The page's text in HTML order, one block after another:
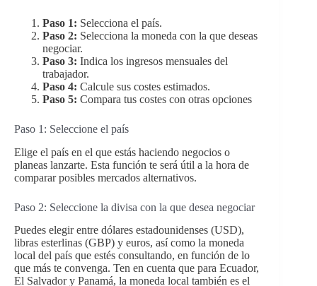
Paso 1: Selecciona el país.
Paso 2: Selecciona la moneda con la que deseas
negociar.
Paso 3: Indica los ingresos mensuales del
trabajador.
Paso 4: Calcule sus costes estimados.
Paso 5: Compara tus costes con otras opciones
Paso 1: Seleccione el país
Elige el país en el que estás haciendo negocios o
planeas lanzarte. Esta función te será útil a la hora de
comparar posibles mercados alternativos.
Paso 2: Seleccione la divisa con la que desea negociar
Puedes elegir entre dólares estadounidenses (USD),
libras esterlinas (GBP) y euros, así como la moneda
local del país que estés consultando, en función de lo
que más te convenga. Ten en cuenta que para Ecuador,
El Salvador y Panamá, la moneda local también es el